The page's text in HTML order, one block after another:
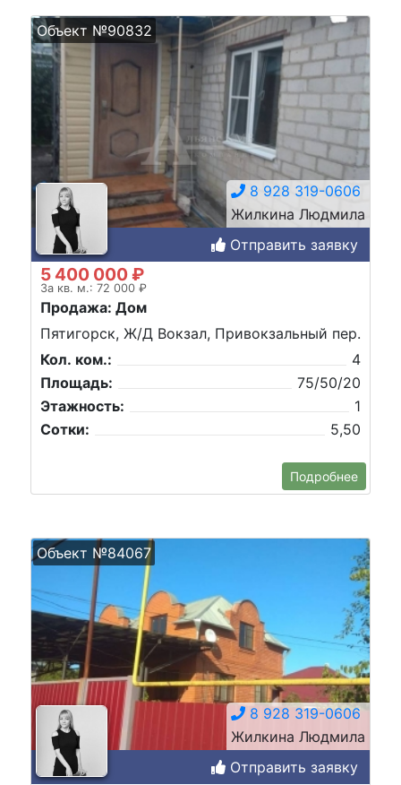
Объект №90832
8 928 319-0606
Жилкина Людмила
Отправить заявку
5 400 000 ₽
За кв. м.: 72 000 ₽
Продажа: Дом
Пятигорск, Ж/Д Вокзал, Привокзальный пер.
Кол. ком.:
4
Площадь:
75/50/20
Этажность:
1
Сотки:
5,50
Подробнее
Объект №84067
8 928 319-0606
Жилкина Людмила
Отправить заявку